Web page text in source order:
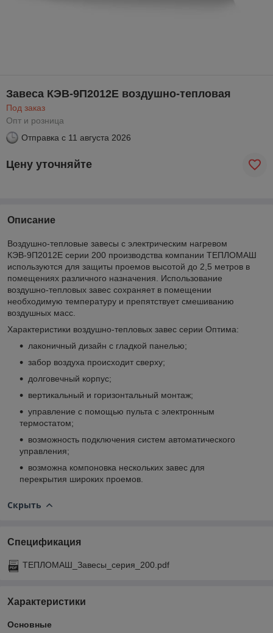
Завеса КЭВ-9П2012Е воздушно-тепловая
Под заказ
Опт и розница
Отправка с 11 августа 2026
Цену уточняйте
Описание
Воздушно-тепловые завесы с электрическим нагревом
КЭВ-9П2012Е серии 200 производства компании ТЕПЛОМАШ
используются для защиты проемов высотой до 2,5 метров в
помещениях различного назначения. Использование
воздушно-тепловых завес сохраняет в помещении
необходимую температуру и препятствует смешиванию
воздушных масс.
Характеристики воздушно-тепловых завес серии Оптима:
лаконичный дизайн с гладкой панелью;
забор воздуха происходит сверху;
долговечный корпус;
вертикальный и горизонтальный монтаж;
управление с помощью пульта с электронным
термостатом;
возможность подключения систем автоматического
управления;
возможна компоновка нескольких завес для
перекрытия широких проемов.
Скрыть
Спецификация
ТЕПЛОМАШ_Завесы_серия_200.pdf
Характеристики
Основные